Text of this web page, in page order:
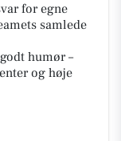
for egne
samlede
humør –
og høje